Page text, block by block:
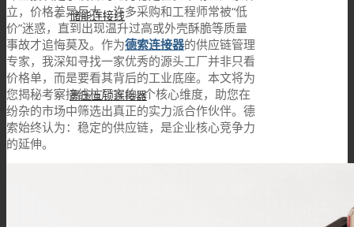
储能连接线
高压互锁连接器
立，价格差异巨大，许多采购和工程师常被“低
价”迷惑，直到出现温升过高或外壳酥脆等质量
事故才追悔莫及。作为德索连接器的供应链管理
专家，我深知寻找一家优秀的源头工厂并非只看
价格单，而是要看其背后的工业底座。本文将为
您揭秘考察接线柱厂家的5个核心维度，助您在
纷杂的市场中筛选出真正的实力派合作伙伴。德
索始终认为：稳定的供应链，是企业核心竞争力
的延伸。